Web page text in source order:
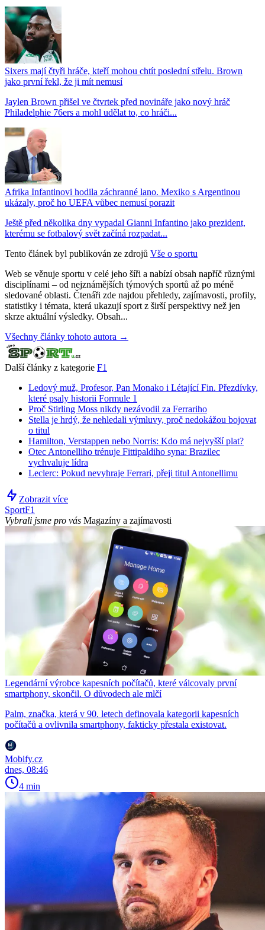
Sixers mají čtyři hráče, kteří mohou chtít poslední střelu. Brown
jako první řekl, že ji mít nemusí
Jaylen Brown přišel ve čtvrtek před novináře jako nový hráč
Philadelphie 76ers a mohl udělat to, co hráči...
Afrika Infantinovi hodila záchranné lano. Mexiko s Argentinou
ukázaly, proč ho UEFA vůbec nemusí porazit
Ještě před několika dny vypadal Gianni Infantino jako prezident,
kterému se fotbalový svět začíná rozpadat...
Tento článek byl publikován ze zdrojů Vše o sportu
Web se věnuje sportu v celé jeho šíři a nabízí obsah napříč různými
disciplínami – od nejznámějších týmových sportů až po méně
sledované oblasti. Čtenáři zde najdou přehledy, zajímavosti, profily,
statistiky i témata, která ukazují sport z širší perspektivy než jen
skrze aktuální výsledky. Obsah...
Všechny články tohoto autora →
Další články z kategorie F1
Ledový muž, Profesor, Pan Monako i Létající Fin. Přezdívky,
které psaly historii Formule 1
Proč Stirling Moss nikdy nezávodil za Ferrariho
Stella je hrdý, že nehledali výmluvy, proč nedokážou bojovat
o titul
Hamilton, Verstappen nebo Norris: Kdo má nejvyšší plat?
Otec Antonelliho trénuje Fittipaldiho syna: Brazilec
vychvaluje lídra
Leclerc: Pokud nevyhraje Ferrari, přeji titul Antonellimu
Zobrazit více
SportF1
Vybrali jsme pro vás Magazíny a zajímavosti
Legendární výrobce kapesních počítačů, které válcovaly první
smartphony, skončil. O důvodech ale mlčí
Palm, značka, která v 90. letech definovala kategorii kapesních
počítačů a ovlivnila smartphony, fakticky přestala existovat.
Mobify.cz
dnes, 08:46
4 min